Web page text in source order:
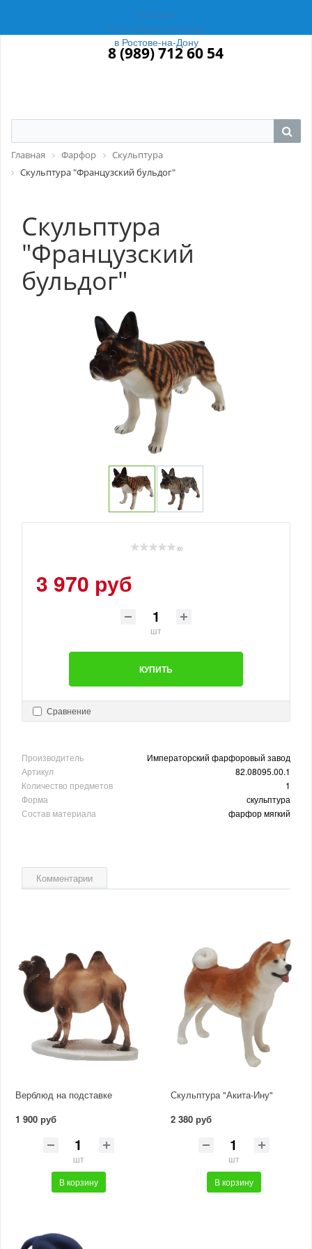
Магазин
Российский Фарфор
в Ростове-на-Дону
8 (989) 712 60 54
Главная Фарфор
Скульптура
Скульптура "Французский бульдог"
Скульптура
"Французский
бульдог"
(0)
3 970 руб
шт
КУПИТЬ
Сравнение
Производитель
Императорский фарфоровый завод
Артикул
82.08095.00.1
Количество предметов
1
Форма
скульптура
Состав материала
фарфор мягкий
Комментарии
Верблюд на подставке
1 900 руб
шт
В корзину
Скульптура "Акита-Ину"
2 380 руб
шт
В корзину